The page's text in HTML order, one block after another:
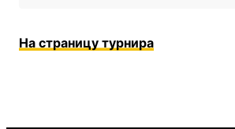
На страницу турнира